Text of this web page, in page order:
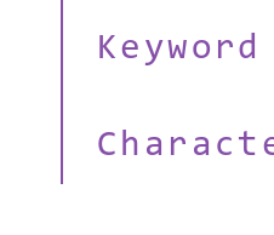
Keyword